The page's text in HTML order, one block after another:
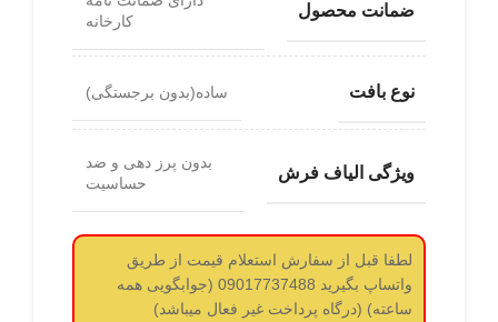
ضمانت محصول
کارخانه
نوع بافت ساده(بدون برجستگی)
ویژگی الیاف فرش
بدون پرز دهی و ضد
حساسیت
لطفا قبل از سفارش استعلام قیمت از طریق
واتساپ بگیرید 09017737488 (جوابگویی همه
ساعته) (درگاه پرداخت غیر فعال میباشد)